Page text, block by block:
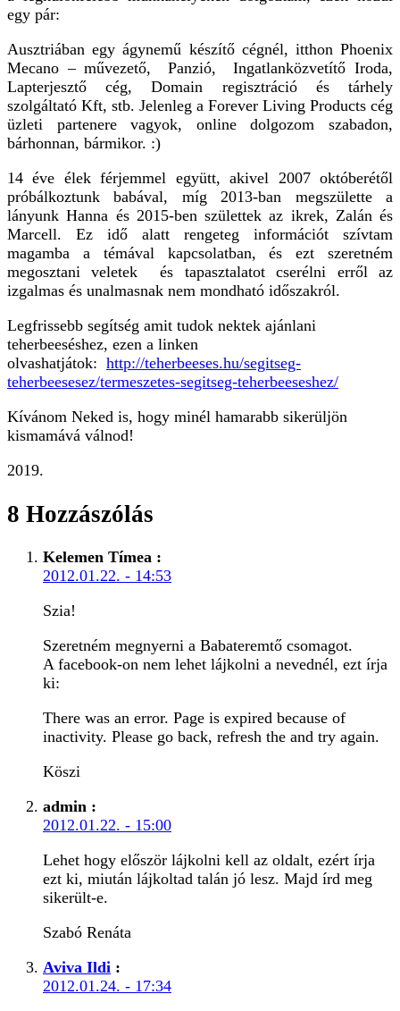
egy pár:
Ausztriában egy ágynemű készítő cégnél, itthon Phoenix
Mecano – művezető, Panzió, Ingatlanközvetítő Iroda,
Lapterjesztő cég, Domain regisztráció és tárhely
szolgáltató Kft, stb. Jelenleg a Forever Living Products cég
üzleti partenere vagyok, online dolgozom szabadon,
bárhonnan, bármikor. :)
14 éve élek férjemmel együtt, akivel 2007 októberétől
próbálkoztunk babával, míg 2013-ban megszülette a
lányunk Hanna és 2015-ben születtek az ikrek, Zalán és
Marcell. Ez idő alatt rengeteg információt szívtam
magamba a témával kapcsolatban, és ezt szeretném
megosztani veletek és tapasztalatot cserélni erről az
izgalmas és unalmasnak nem mondható időszakról.
Legfrissebb segítség amit tudok nektek ajánlani
teherbeeséshez, ezen a linken
olvashatjátok: http://teherbeeses.hu/segitseg-
teherbeesesez/termeszetes-segitseg-teherbeeseshez/
Kívánom Neked is, hogy minél hamarabb sikerüljön
kismamává válnod!
2019.
8 Hozzászólás
Kelemen Tímea :
2012.01.22. - 14:53
Szia!
Szeretném megnyerni a Babateremtő csomagot.
A facebook-on nem lehet lájkolni a nevednél, ezt írja
ki:
There was an error. Page is expired because of
inactivity. Please go back, refresh the and try again.
Köszi
admin :
2012.01.22. - 15:00
Lehet hogy először lájkolni kell az oldalt, ezért írja
ezt ki, miután lájkoltad talán jó lesz. Majd írd meg
sikerült-e.
Szabó Renáta
Aviva Ildi :
2012.01.24. - 17:34